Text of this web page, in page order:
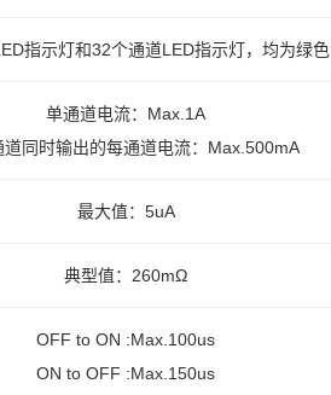
指示灯和32个通道LED指示灯，均为绿色
单通道电流：Max.1A
道同时输出的每通道电流：Max.500mA
最大值：5uA
典型值：260mΩ
OFF to ON :Max.100us
ON to OFF :Max.150us